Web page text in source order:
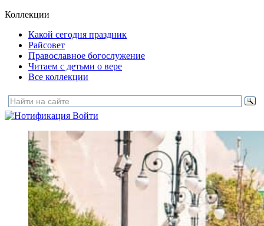
Коллекции
Какой сегодня праздник
Райсовет
Православное богослужение
Читаем с детьми о вере
Все коллекции
Войти